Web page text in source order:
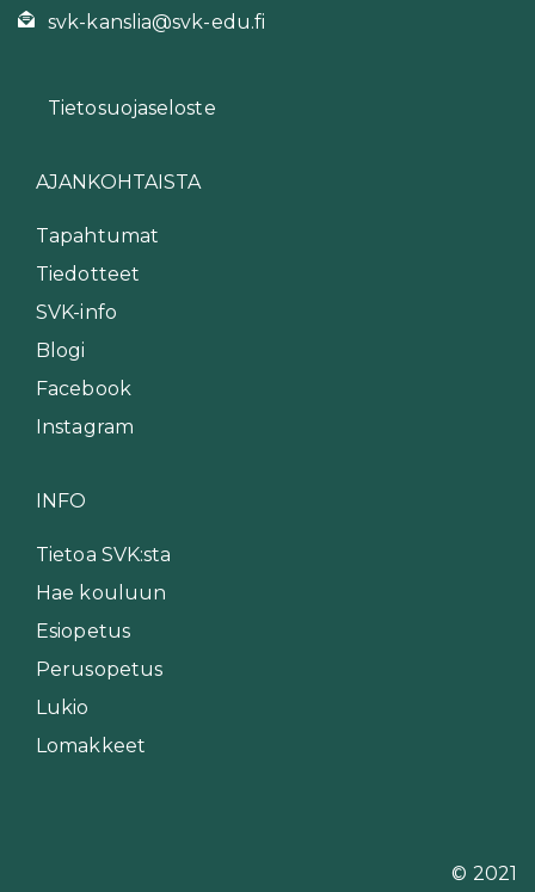
svk-kanslia@svk-edu.fi
Tietosuojaseloste
AJANKOHTAISTA
Tapahtumat
Tiedotteet
SVK-info
Blogi
Facebook
Instagram
INFO
Tietoa SVK:sta
Hae kouluun
Esiopetus
Perusopetus
Lukio
Lomakkeet
© 2021